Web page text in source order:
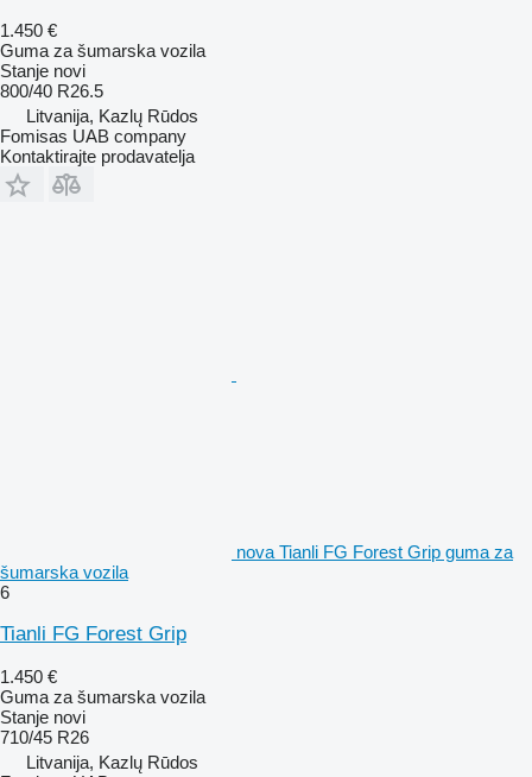
1.450 €
Guma za šumarska vozila
Stanje novi
800/40 R26.5
Litvanija, Kazlų Rūdos
Fomisas UAB company
Kontaktirajte prodavatelja
nova Tianli FG Forest Grip guma za
šumarska vozila
6
Tianli FG Forest Grip
1.450 €
Guma za šumarska vozila
Stanje novi
710/45 R26
Litvanija, Kazlų Rūdos